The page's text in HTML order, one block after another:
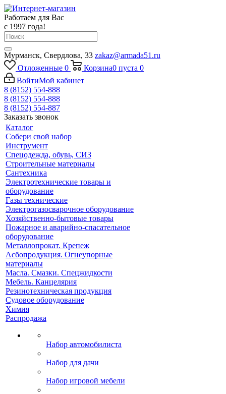
Работаем для Вас
с 1997 года!
Мурманск, Свердлова, 33 zakaz@armada51.ru
Отложенные 0 Корзина0 пуста 0
ВойтиМой кабинет
8 (8152) 554-888
8 (8152) 554-888
8 (8152) 554-887
Заказать звонок
Каталог
Собери свой набор
Инструмент
Спецодежда, обувь, СИЗ
Строительные материалы
Сантехника
Электротехнические товары и
оборудование
Газы технические
Электрогазосварочное оборудование
Хозяйственно-бытовые товары
Пожарное и аварийно-спасательное
оборудование
Металлопрокат. Крепеж
Асбопродукция. Огнеупорные
материалы
Масла. Смазки. Спецжидкости
Мебель. Канцелярия
Резинотехническая продукция
Судовое оборудование
Химия
Распродажа
Набор автомобилиста
Набор для дачи
Набор игровой мебели